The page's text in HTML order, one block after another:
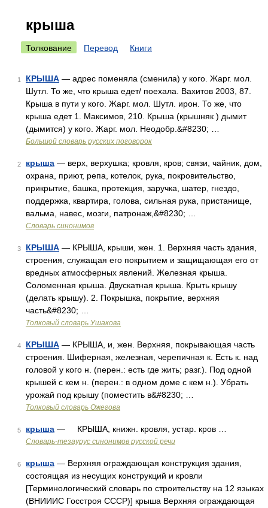
крыша
Толкование Перевод Книги
1 КРЫША — адрес поменяла (сменила) у кого. Жарг. мол.
Шутл. То же, что крыша едет/ поехала. Вахитов 2003, 87.
Крыша в пути у кого. Жарг. мол. Шутл. ирон. То же, что
крыша едет 1. Максимов, 210. Крыша (крышняк ) дымит
(дымится) у кого. Жарг. мол. Неодобр.&#8230; …
Большой словарь русских поговорок
2 крыша — верх, верхушка; кровля, кров; связи, чайник, дом,
охрана, приют, репа, котелок, рука, покровительство,
прикрытие, башка, протекция, заручка, шатер, гнездо,
поддержка, квартира, голова, сильная рука, пристанище,
вальма, навес, мозги, патронаж,&#8230; …
Словарь синонимов
3 КРЫША — КРЫША, крыши, жен. 1. Верхняя часть здания,
строения, служащая его покрытием и защищающая его от
вредных атмосферных явлений. Железная крыша.
Соломенная крыша. Двускатная крыша. Крыть крышу
(делать крышу). 2. Покрышка, покрытие, верхняя
часть&#8230; …
Толковый словарь Ушакова
4 КРЫША — КРЫША, и, жен. Верхняя, покрывающая часть
строения. Шиферная, железная, черепичная к. Есть к. над
головой у кого н. (перен.: есть где жить; разг.). Под одной
крышей с кем н. (перен.: в одном доме с кем н.). Убрать
урожай под крышу (поместить в&#8230; …
Толковый словарь Ожегова
5 крыша — КРЫША, книжн. кровля, устар. кров …
Словарь-тезаурус синонимов русской речи
6 крыша — Верхняя ограждающая конструкция здания,
состоящая из несущих конструкций и кровли
[Терминологический словарь по строительству на 12 языках
(ВНИИИС Госстроя СССР)] крыша Верхняя ограждающая